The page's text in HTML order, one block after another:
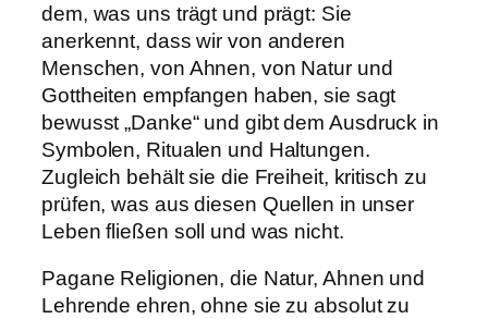
dem, was uns trägt und prägt: Sie
anerkennt, dass wir von anderen
Menschen, von Ahnen, von Natur und
Gottheiten empfangen haben, sie sagt
bewusst „Danke“ und gibt dem Ausdruck in
Symbolen, Ritualen und Haltungen.
Zugleich behält sie die Freiheit, kritisch zu
prüfen, was aus diesen Quellen in unser
Leben fließen soll und was nicht.
Pagane Religionen, die Natur, Ahnen und
Lehrende ehren, ohne sie zu absolut zu